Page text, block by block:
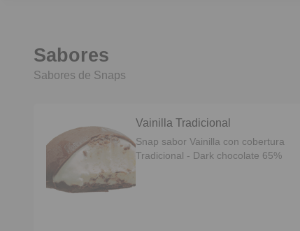
Sabores
Sabores de Snaps
Vainilla Tradicional
Snap sabor Vainilla con cobertura
Tradicional - Dark chocolate 65%